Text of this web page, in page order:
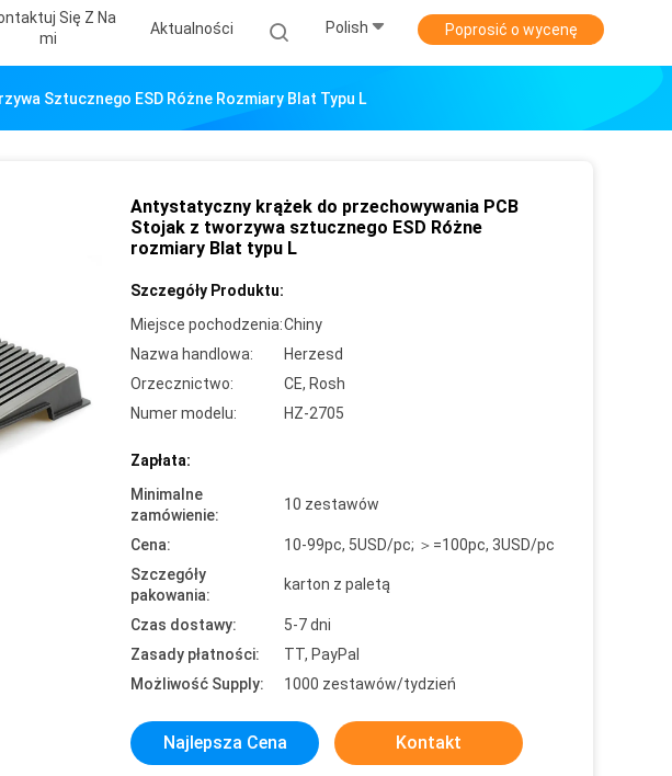
Się Z Na
Mi
Aktualności Polish Poprosić o wycenę
Sztucznego ESD Różne Rozmiary Blat Typu L
Antystatyczny krążek do przechowywania PCB
Stojak z tworzywa sztucznego ESD Różne
rozmiary Blat typu L
Szczegóły Produktu:
Miejsce pochodzenia:Chiny
Nazwa handlowa:
Herzesd
Orzecznictwo:
CE, Rosh
Numer modelu:
HZ-2705
Zapłata:
Minimalne
zamówienie:
10 zestawów
Cena:
10-99pc, 5USD/pc; ＞=100pc, 3USD/pc
Szczegóły
pakowania:
karton z paletą
Czas dostawy:
5-7 dni
Zasady płatności:
TT, PayPal
Możliwość Supply:
1000 zestawów/tydzień
Najlepsza Cena Kontakt